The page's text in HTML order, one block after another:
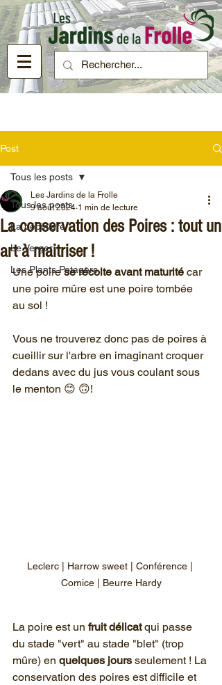
Post
Tous les posts
La pépinière
Le Verger
Les Plants Potagers
Tous les posts
La conservation des Poires : tout un
art à maitriser !
Les Jardins de la Frolle
9 août 2024 1 min de lecture
Une poire se récolte avant maturité car
une poire mûre est une poire tombée
au sol !
Vous ne trouverez donc pas de poires à
cueillir sur l'arbre en imaginant croquer
dedans avec du jus vous coulant sous
le menton 😊 🙃!
Leclerc | Harrow sweet | Conférence |
Comice | Beurre Hardy
La poire est un fruit délicat qui passe
du stade "vert" au stade "blet" (trop
mûre) en quelques jours seulement ! La
conservation des poires est difficile et